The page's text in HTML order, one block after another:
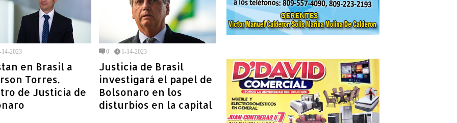
14-2023
en Brasil a
Torres,
de Justicia de
0 1-14-2023
Justicia de Brasil
investigará el papel de
Bolsonaro en los
disturbios en la capital